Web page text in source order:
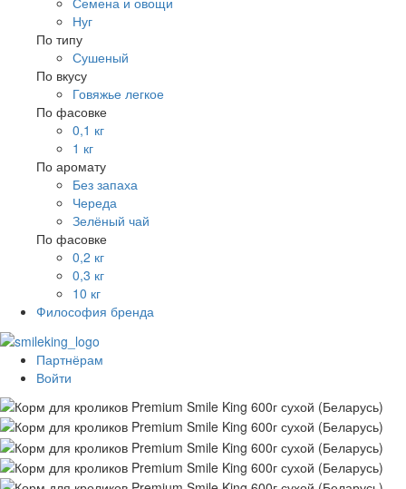
Нуг
По типу
Сушеный
По вкусу
Говяжье легкое
По фасовке
0,1 кг
1 кг
По аромату
Без запаха
Череда
Зелёный чай
По фасовке
0,2 кг
0,3 кг
10 кг
Философия бренда
Партнёрам
Войти